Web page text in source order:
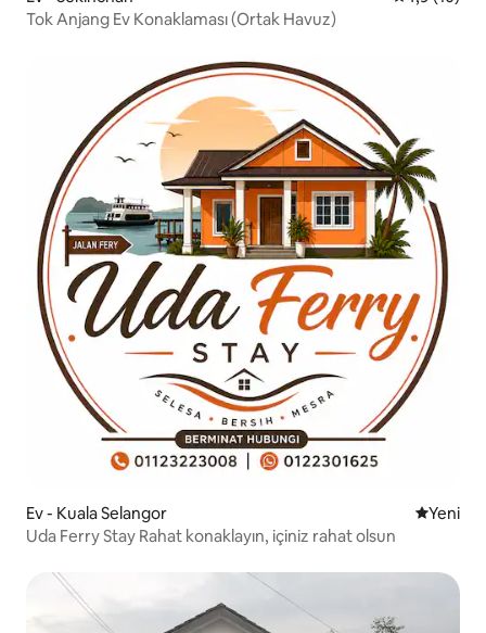
Tok Anjang Ev Konaklaması (Ortak Havuz)
Ev - Kuala Selangor Yeni
Yeni
Uda Ferry Stay Rahat konaklayın, içiniz rahat olsun